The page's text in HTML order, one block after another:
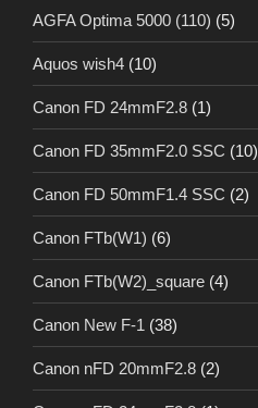
AGFA Optima 5000 (110) (5)
Aquos wish4 (10)
Canon FD 24mmF2.8 (1)
Canon FD 35mmF2.0 SSC (10)
Canon FD 50mmF1.4 SSC (2)
Canon FTb(W1) (6)
Canon FTb(W2)_square (4)
Canon New F-1 (38)
Canon nFD 20mmF2.8 (2)